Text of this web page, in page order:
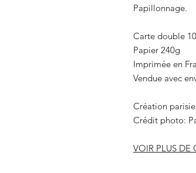
Papillonnage.
Carte double
Papier 240g
Imprimée en
Vendue avec
Création
Crédit photo:
VOIR PLUS DE